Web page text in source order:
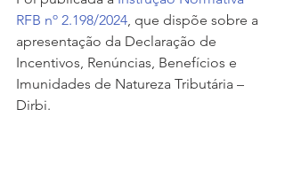
RFB nº 2.198/2024, que dispõe sobre a
apresentação da Declaração de
Incentivos, Renúncias, Benefícios e
Imunidades de Natureza Tributária –
Dirbi.